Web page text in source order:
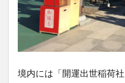
境内には「開運出世稲荷